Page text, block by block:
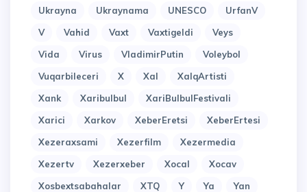
Ukrayna
Ukraynama UNESCO
UrfanV
V
Vahid Vaxt Vaxtigeldi
Veys
Vida
Virus VladimirPutin
Voleybol
Vuqarbileceri
X Xal
XalqArtisti
Xank
Xaribulbul
XariBulbulFestivali
Xarici
Xarkov XeberEretsi
XeberErtesi
Xezeraxsami
Xezerfilm
Xezermedia
Xezertv
Xezerxeber Xocal
Xocav
Xosbextsabahalar
XTQ Y Ya Yan